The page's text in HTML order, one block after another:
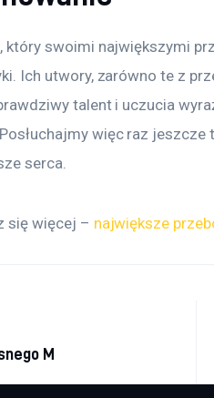
który swoimi największymi
Ich utwory, zarówno te z
talent i uczucia
więc raz jeszcze
serca.
się więcej – największe
wpisu
M